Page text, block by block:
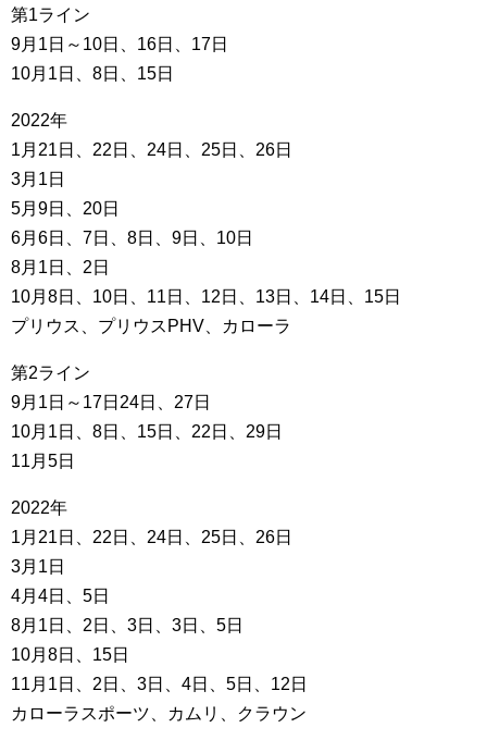
第1ライン
9月1日～10日、16日、17日
10月1日、8日、15日
2022年
1月21日、22日、24日、25日、26日
3月1日
5月9日、20日
6月6日、7日、8日、9日、10日
8月1日、2日
10月8日、10日、11日、12日、13日、14日、15日
プリウス、プリウスPHV、カローラ
第2ライン
9月1日～17日24日、27日
10月1日、8日、15日、22日、29日
11月5日
2022年
1月21日、22日、24日、25日、26日
3月1日
4月4日、5日
8月1日、2日、3日、3日、5日
10月8日、15日
11月1日、2日、3日、4日、5日、12日
カローラスポーツ、カムリ、クラウン